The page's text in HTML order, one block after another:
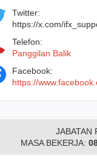
Twitter:
https://x.com/
Telefon:
Panggilan Balik
Facebook:
https://
JABATAN
MASA BEKERJA: